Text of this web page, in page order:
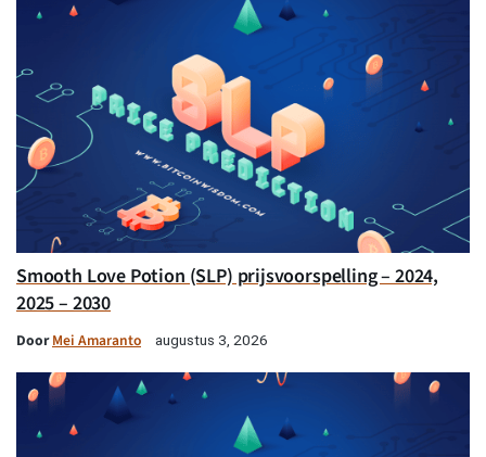
Smooth Love Potion (SLP) prijsvoorspelling – 2024,
2025 – 2030
DoorMei Amaranto augustus 3, 2026